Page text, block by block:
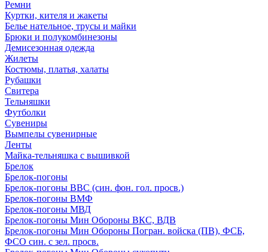
Ремни
Куртки, кителя и жакеты
Белье нательное, трусы и майки
Брюки и полукомбинезоны
Демисезонная одежда
Жилеты
Костюмы, платья, халаты
Рубашки
Свитера
Тельняшки
Футболки
Сувениры
Вымпелы сувенирные
Ленты
Майка-тельняшка с вышивкой
Брелок
Брелок-погоны
Брелок-погоны ВВС (син. фон. гол. просв.)
Брелок-погоны ВМФ
Брелок-погоны МВД
Брелок-погоны Мин Обороны ВКС, ВДВ
Брелок-погоны Мин Обороны Погран. войска (ПВ), ФСБ,
ФСО син. с зел. просв.